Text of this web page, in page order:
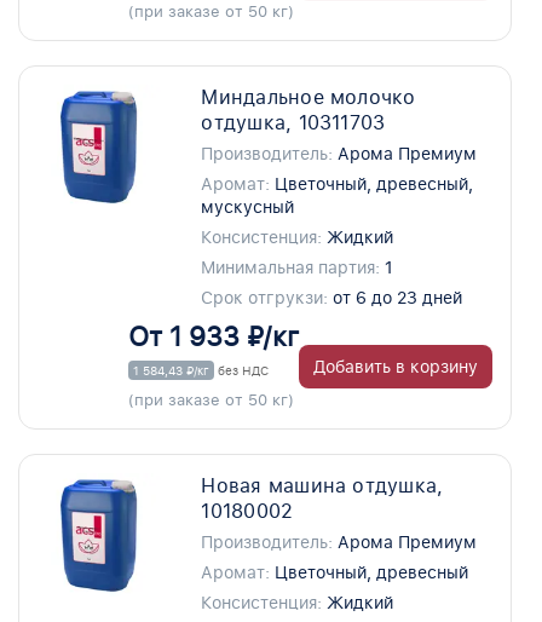
(при заказе от 50 кг)
Миндальное молочко
отдушка, 10311703
Производитель: Арома Премиум
Аромат: Цветочный, древесный,
мускусный
Консистенция: Жидкий
Минимальная партия: 1
Срок отгрукзи: от 6 до 23 дней
От 1 933 ₽/кг
1 584,43 ₽/кг без НДС
(при заказе от 50 кг)
Добавить в корзину
Новая машина отдушка,
10180002
Производитель: Арома Премиум
Аромат: Цветочный, древесный
Консистенция: Жидкий